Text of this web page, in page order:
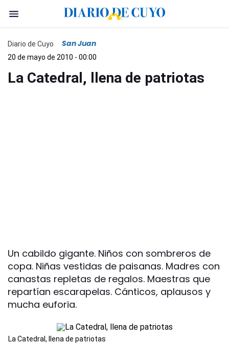
Diario de Cuyo San Juan
20 de mayo de 2010 - 00:00
La Catedral, llena de patriotas
Un cabildo gigante. Niños con sombreros de
copa. Niñas vestidas de paisanas. Madres con
canastas repletas de regalos. Maestras que
repartían escarapelas. Cánticos, aplausos y
mucha euforia.
La Catedral, llena de patriotas